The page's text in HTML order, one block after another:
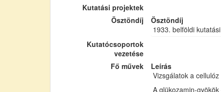
Kutatási projektek
Ösztöndíj
Ösztöndíj
1933. belföldi
Kutatócsoportok
vezetése
Fő művek
Leírás
Vizsgálatok a
A glükozamin-